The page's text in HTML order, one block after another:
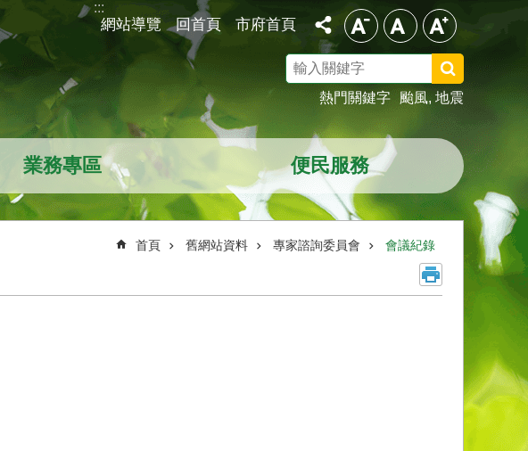
:::
網站導覽 回首頁 市府首頁
尋
熱門關鍵字
颱風 地震
業務專區 便民服務
首頁 舊網站資料 專家諮詢委員會 會議紀錄